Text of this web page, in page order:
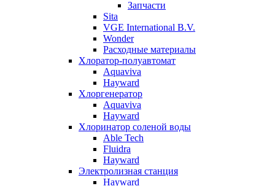
Запчасти
Sita
VGE International B.V.
Wonder
Расходные материалы
Хлоратор-полуавтомат
Aquaviva
Hayward
Хлоргенератор
Aquaviva
Hayward
Хлоринатор соленой воды
Able Tech
Fluidra
Hayward
Электролизная станция
Hayward